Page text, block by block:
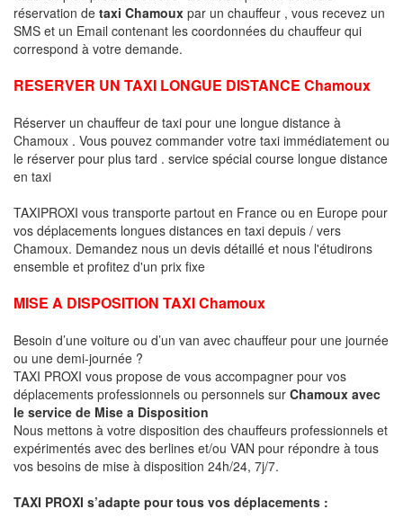
réservation de taxi Chamoux par un chauffeur , vous recevez un
SMS et un Email contenant les coordonnées du chauffeur qui
correspond à votre demande.
RESERVER UN TAXI LONGUE DISTANCE Chamoux
Réserver un chauffeur de taxi pour une longue distance à
Chamoux . Vous pouvez commander votre taxi immédiatement ou
le réserver pour plus tard . service spécial course longue distance
en taxi
TAXIPROXI vous transporte partout en France ou en Europe pour
vos déplacements longues distances en taxi depuis / vers
Chamoux. Demandez nous un devis détaillé et nous l'étudirons
ensemble et profitez d'un prix fixe
MISE A DISPOSITION TAXI Chamoux
Besoin d’une voiture ou d’un van avec chauffeur pour une journée
ou une demi-journée ?
TAXI PROXI vous propose de vous accompagner pour vos
déplacements professionnels ou personnels sur Chamoux avec
le service de Mise a Disposition
Nous mettons à votre disposition des chauffeurs professionnels et
expérimentés avec des berlines et/ou VAN pour répondre à tous
vos besoins de mise à disposition 24h/24, 7j/7.
TAXI PROXI s’adapte pour tous vos déplacements :